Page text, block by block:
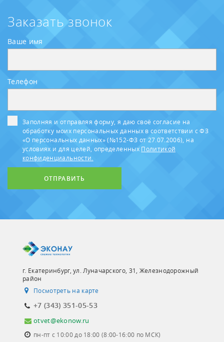
Заказать звонок
Ваше имя
Телефон
Заполняя и отправляя форму, я даю своё согласие на
обработку моих персональных данных в соответствии с ФЗ
«О персональных данных» (№152-ФЗ от 27.07.2006), на
условиях и для целей, определенных Политикой
конфиденциальности.
ОТПРАВИТЬ
г. Екатеринбург, ул. Луначарского, 31, Железнодорожный
район
Посмотреть на карте
+7 (343) 351-05-53
otvet@ekonow.ru
пн-пт с 10:00 до 18:00 (8:00-16:00 по МСК)